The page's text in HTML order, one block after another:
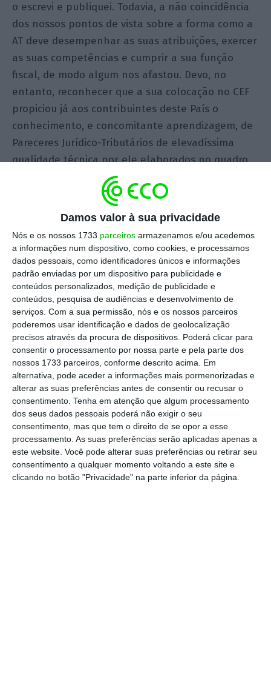
Damos valor à sua privacidade
Nós e os nossos 1733 parceiros armazenamos e/ou acedemos
a informações num dispositivo, como cookies, e processamos
dados pessoais, como identificadores únicos e informações
padrão enviadas por um dispositivo para publicidade e
conteúdos personalizados, medição de publicidade e
conteúdos, pesquisa de audiências e desenvolvimento de
serviços. Com a sua permissão, nós e os nossos parceiros
poderemos usar identificação e dados de geolocalização
precisos através da procura de dispositivos. Poderá clicar para
consentir o processamento por nossa parte e pela parte dos
nossos 1733 parceiros, conforme descrito acima. Em
alternativa, pode aceder a informações mais pormenorizadas e
alterar as suas preferências antes de consentir ou recusar o
consentimento. Tenha em atenção que algum processamento
dos seus dados pessoais poderá não exigir o seu
consentimento, mas que tem o direito de se opor a esse
processamento. As suas preferências serão aplicadas apenas a
este website. Você pode alterar suas preferências ou retirar seu
consentimento a qualquer momento voltando a este site e
clicando no botão "Privacidade" na parte inferior da página.
o escrevi e publiquei. Todavia, a não coincidência
dos nossos pontos de vista sobre a forma como a
AT deve desempenhar as suas atribuições, exercer
as suas competências e cumprir a sua função
fiscal, de modo algum nos afastou. Devo, no
entanto, reconhecer que a sua colocação no CEF
propiciou já aos contribuintes deste País o
conhecimento, e concomitante aprendizagem, de
Pareceres Jurídico-Tributários de elevadíssima
qualidade técnica por ele elaborados no quadro
das funções que ora lhe estão atribuídos.
A minha opinião é sobre o cidadão (artigo 26.º, n.º
1, da CRP) José Maria Pires, membro, com toda a
legitimidade e suporte constitucional, e sem
qualquer incompatibilidade legal, do Movimento
Cultural da Terra de Miranda (MCTM) que,
enquanto associação, e nos termos do artigo 46.º,
n.º 2, da CRP, 2. As associações prosseguem
livremente os seus fins sem interferência das
autoridades públicas e não podem ser dissolvidas
pelo Estado ou suspensas as suas actividades
senão nos casos previstos na lei e mediante
decisão judicial.
A MCTM parece não ter incomodado ninguém
enquanto se dedicou apenas a defender e a
propagar a língua mirandesa. Quando, no
exercício do seu objeto, começa a incomodar o